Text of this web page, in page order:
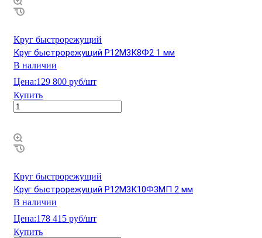
Круг быстрорежущий
Круг быстрорежущий Р12М3К8Ф2 1 мм
В наличии
Цена:129 800 руб/шт
Купить
Круг быстрорежущий
Круг быстрорежущий Р12М3К10Ф3МП 2 мм
В наличии
Цена:178 415 руб/шт
Купить